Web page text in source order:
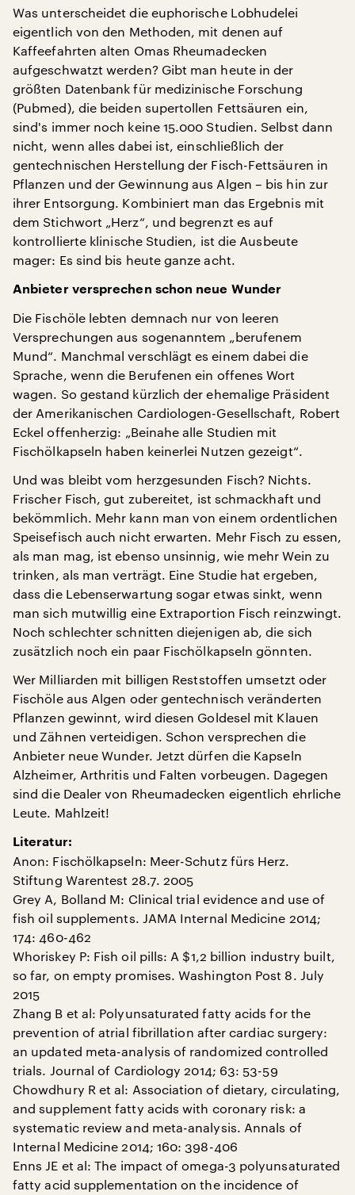
Was unterscheidet die euphorische Lobhudelei
eigentlich von den Methoden, mit denen auf
Kaffeefahrten alten Omas Rheumadecken
aufgeschwatzt werden? Gibt man heute in der
größten Datenbank für medizinische Forschung
(Pubmed), die beiden supertollen Fettsäuren ein,
sind's immer noch keine 15.000 Studien. Selbst dann
nicht, wenn alles dabei ist, einschließlich der
gentechnischen Herstellung der Fisch-Fettsäuren in
Pflanzen und der Gewinnung aus Algen – bis hin zur
ihrer Entsorgung. Kombiniert man das Ergebnis mit
dem Stichwort „Herz“, und begrenzt es auf
kontrollierte klinische Studien, ist die Ausbeute
mager: Es sind bis heute ganze acht.
Anbieter versprechen schon neue Wunder
Die Fischöle lebten demnach nur von leeren
Versprechungen aus sogenanntem „berufenem
Mund“. Manchmal verschlägt es einem dabei die
Sprache, wenn die Berufenen ein offenes Wort
wagen. So gestand kürzlich der ehemalige Präsident
der Amerikanischen Cardiologen-Gesellschaft, Robert
Eckel offenherzig: „Beinahe alle Studien mit
Fischölkapseln haben keinerlei Nutzen gezeigt“.
Und was bleibt vom herzgesunden Fisch? Nichts.
Frischer Fisch, gut zubereitet, ist schmackhaft und
bekömmlich. Mehr kann man von einem ordentlichen
Speisefisch auch nicht erwarten. Mehr Fisch zu essen,
als man mag, ist ebenso unsinnig, wie mehr Wein zu
trinken, als man verträgt. Eine Studie hat ergeben,
dass die Lebenserwartung sogar etwas sinkt, wenn
man sich mutwillig eine Extraportion Fisch reinzwingt.
Noch schlechter schnitten diejenigen ab, die sich
zusätzlich noch ein paar Fischölkapseln gönnten.
Wer Milliarden mit billigen Reststoffen umsetzt oder
Fischöle aus Algen oder gentechnisch veränderten
Pflanzen gewinnt, wird diesen Goldesel mit Klauen
und Zähnen verteidigen. Schon versprechen die
Anbieter neue Wunder. Jetzt dürfen die Kapseln
Alzheimer, Arthritis und Falten vorbeugen. Dagegen
sind die Dealer von Rheumadecken eigentlich ehrliche
Leute. Mahlzeit!
Literatur:
Anon: Fischölkapseln: Meer-Schutz fürs Herz.
Stiftung Warentest 28.7. 2005
Grey A, Bolland M: Clinical trial evidence and use of
fish oil supplements. JAMA Internal Medicine 2014;
174: 460-462
Whoriskey P: Fish oil pills: A $1,2 billion industry built,
so far, on empty promises. Washington Post 8. July
2015
Zhang B et al: Polyunsaturated fatty acids for the
prevention of atrial fibrillation after cardiac surgery:
an updated meta-analysis of randomized controlled
trials. Journal of Cardiology 2014; 63: 53-59
Chowdhury R et al: Association of dietary, circulating,
and supplement fatty acids with coronary risk: a
systematic review and meta-analysis. Annals of
Internal Medicine 2014; 160: 398-406
Enns JE et al: The impact of omega-3 polyunsaturated
fatty acid supplementation on the incidence of